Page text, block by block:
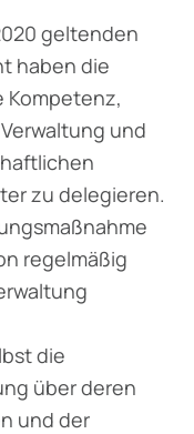
geltenden
haben die
Kompetenz,
und
zu delegieren.
regelmäßig
die
über deren
und der